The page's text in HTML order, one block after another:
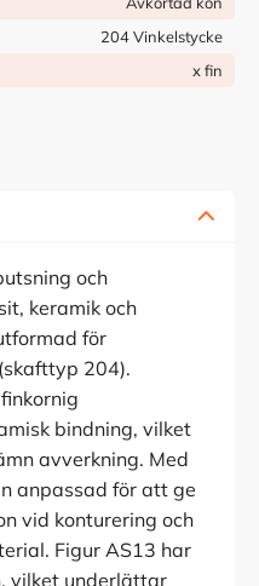
204 Vinkelstycke
x fin
och
keramik och
för
204).
bindning, vilket
avverkning. Med
anpassad för att ge
vid konturering och
Figur AS13 har
vilket underlättar